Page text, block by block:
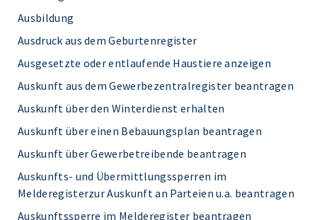
Ausbildung
Ausdruck aus dem Geburtenregister
Ausgesetzte oder entlaufende Haustiere anzeigen
Auskunft aus dem Gewerbezentralregister beantragen
Auskunft über den Winterdienst erhalten
Auskunft über einen Bebauungsplan beantragen
Auskunft über Gewerbetreibende beantragen
Auskunfts- und Übermittlungssperren im
Melderegisterzur Auskunft an Parteien u.a. beantragen
Auskunftssperre im Melderegister beantragen